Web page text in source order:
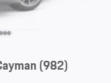
(982)